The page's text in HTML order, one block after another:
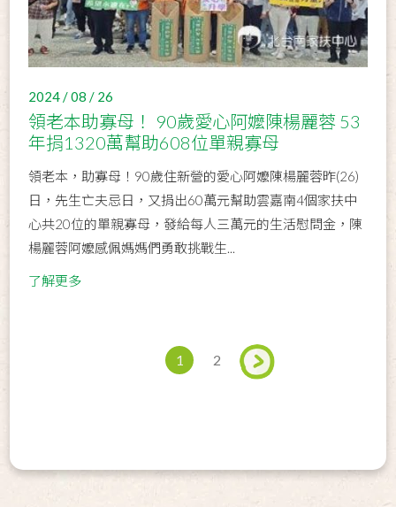
2024 / 08 / 26
領老本助寡母！ 90歲愛心阿嬤陳楊麗蓉 53
年捐1320萬幫助608位單親寡母
領老本，助寡母！90歲住新營的愛心阿嬤陳楊麗蓉昨(26)
日，先生亡夫忌日，又捐出60萬元幫助雲嘉南4個家扶中
心共20位的單親寡母，發給每人三萬元的生活慰問金，陳
楊麗蓉阿嬤感佩媽媽們勇敢挑戰生...
了解更多
1 2